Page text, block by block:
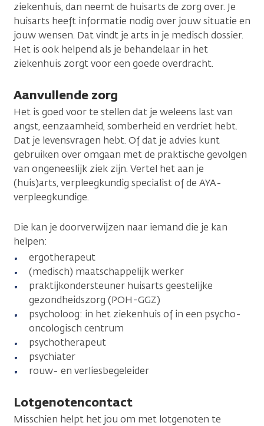
ziekenhuis, dan neemt de huisarts de zorg over. Je
huisarts heeft informatie nodig over jouw situatie en
jouw wensen. Dat vindt je arts in je medisch dossier.
Het is ook helpend als je behandelaar in het
ziekenhuis zorgt voor een goede overdracht.
Aanvullende zorg
Het is goed voor te stellen dat je weleens last van
angst, eenzaamheid, somberheid en verdriet hebt.
Dat je levensvragen hebt. Of dat je advies kunt
gebruiken over omgaan met de praktische gevolgen
van ongeneeslijk ziek zijn. Vertel het aan je
(huis)arts, verpleegkundig specialist of de AYA-
verpleegkundige.
Die kan je doorverwijzen naar iemand die je kan
helpen:
ergotherapeut
(medisch) maatschappelijk werker
praktijkondersteuner huisarts geestelijke
gezondheidszorg (POH-GGZ)
psycholoog: in het ziekenhuis of in een psycho-
oncologisch centrum
psychotherapeut
psychiater
rouw- en verliesbegeleider
Lotgenotencontact
Misschien helpt het jou om met lotgenoten te